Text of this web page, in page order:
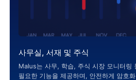
사무실, 서재 및 주식
Malus는 사무, 학습, 주식 시장 모니터링
필요한 기능을 제공하며, 안전하게 암호